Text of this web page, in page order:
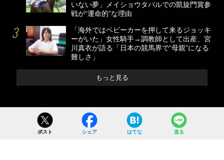
いない夢」メイショウタバルでの凱旋門賞参
戦が“運命的”な理由
「海外ではベビーカーを押して来るジョッキ
ーがいた」女性騎手→調教師として出産、宮
川真衣が語る「日本の競馬界で“母親”になる
難しさ」
もっと見る
ポスト シェア はてな 送る